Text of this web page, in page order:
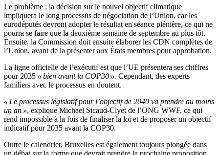
Le problème : la décision sur le nouvel objectif climatique
impliquera le long processus de négociation de l’Union, car les
eurodéputés devront adopter le résultat en séance plénière, ce qui ne
pourra se faire que la deuxième semaine de septembre au plus tôt.
Ensuite, la Commission doit ensuite élaborer les CDN complètes de
l’Union, avant de la présenter aux États membres pour approbation.
La ligne officielle de l’exécutif est que l’UE présentera ses chiffres
pour 2035 « bien avant la COP30 ». Cependant, des experts
familiers avec le processus en doutent.
« Le processus législatif pour l’objectif de 2040 va prendre au moins
un an », explique Michael Sicaud-Clyet de l’ONG WWF, ce qui
rend impossible à la fois de finaliser la loi et de proposer un objectif
indicatif pour 2035 avant la COP30.
Outre le calendrier, Bruxelles est également toujours plongée dans